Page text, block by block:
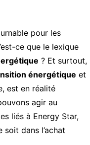
pour les
ce que le lexique
? Et surtout,
énergétique et
est en réalité
agir au
liés à Energy Star,
dans l’achat